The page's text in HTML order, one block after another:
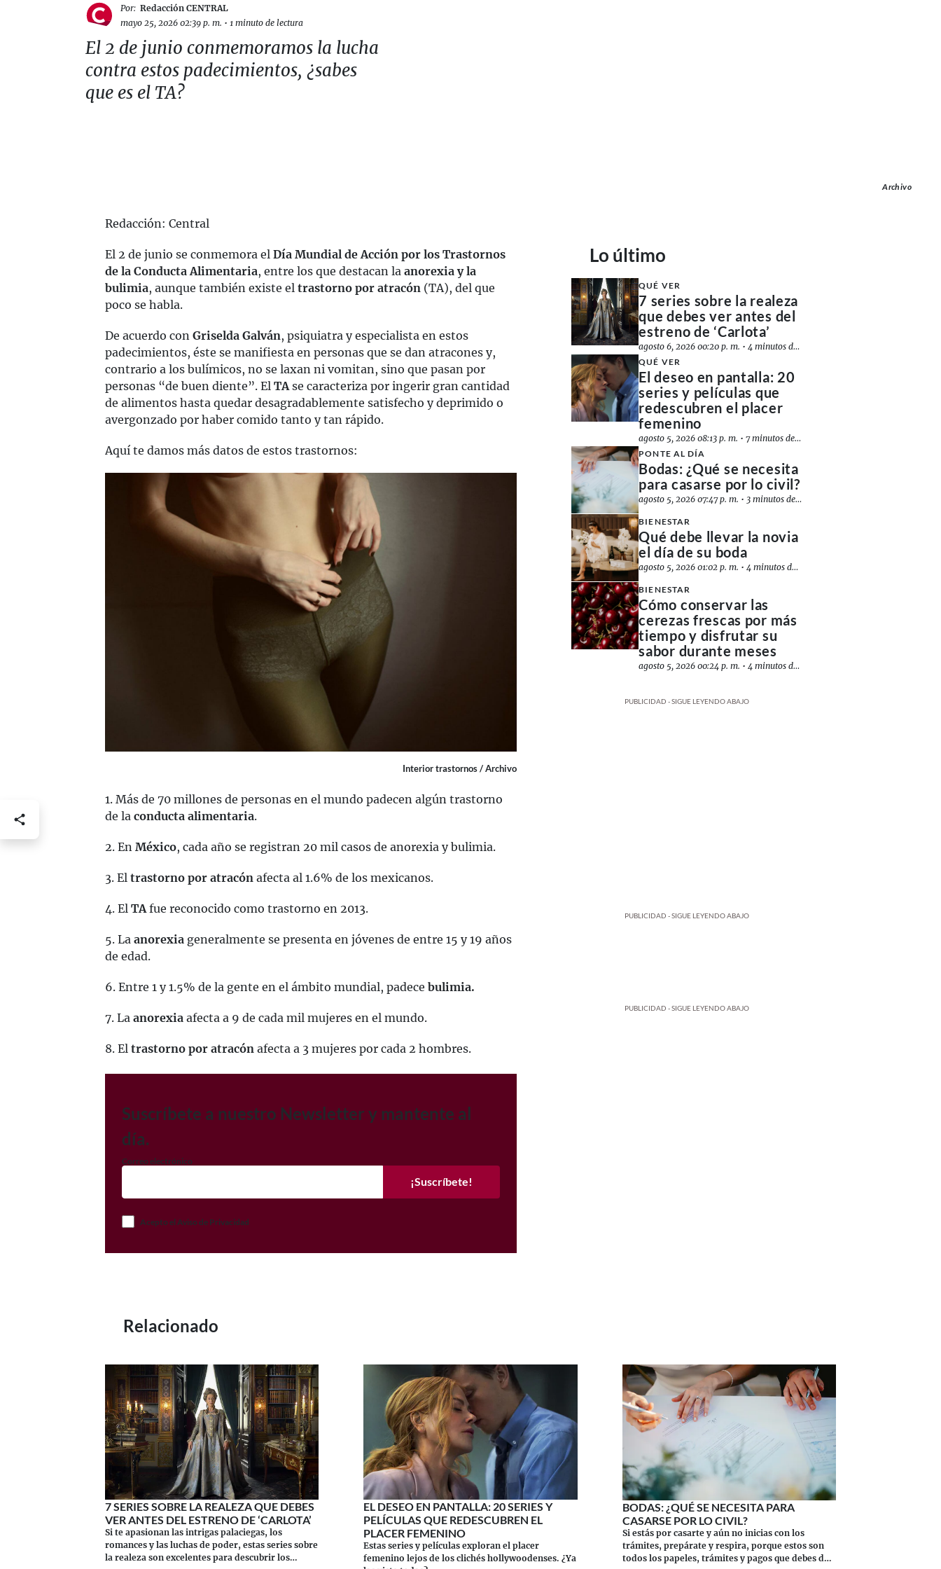
Por: Redacción CENTRAL
mayo 25, 2026 02:39 p. m. • 1 minuto de lectura
El 2 de junio conmemoramos la lucha
contra estos padecimientos, ¿sabes
que es el TA?
Archivo
Redacción: Central
El 2 de junio se conmemora el Día Mundial de Acción por los Trastornos
de la Conducta Alimentaria, entre los que destacan la anorexia y la
bulimia, aunque también existe el trastorno por atracón (TA), del que
poco se habla.
De acuerdo con Griselda Galván, psiquiatra y especialista en estos
padecimientos, éste se manifiesta en personas que se dan atracones y,
contrario a los bulímicos, no se laxan ni vomitan, sino que pasan por
personas “de buen diente”. El TAse caracteriza por ingerir gran cantidad
de alimentos hasta quedar desagradablemente satisfecho y deprimido o
avergonzado por haber comido tanto y tan rápido.
Aquí te damos más datos de estos trastornos:
Interior trastornos / Archivo
1. Más de 70 millones de personas en el mundo padecen algún trastorno
de la conducta alimentaria.
2. En México, cada año se registran 20 mil casos de anorexia y bulimia.
3. El trastorno por atracón afecta al 1.6% de los mexicanos.
4. El TAfue reconocido como trastorno en 2013.
5. La anorexia generalmente se presenta en jóvenes de entre 15 y 19 años
de edad.
6. Entre 1 y 1.5% de la gente en el ámbito mundial, padece bulimia.
7. La anorexia afecta a 9 de cada mil mujeres en el mundo.
8. El trastorno por atracón afecta a 3 mujeres por cada 2 hombres.
Suscríbete a nuestro Newsletter y mantente al
día.
Correo electrónico
¡Suscríbete!
Acepto el Aviso de Privacidad
Lo último
QUÉ VER
7 series sobre la realeza
que debes ver antes del
estreno de ‘Carlota’
agosto 6, 2026 00:20 p. m. •4 minutos de lectura
QUÉ VER
El deseo en pantalla: 20
series y películas que
redescubren el placer
femenino
agosto 5, 2026 08:13 p. m. •7 minutos de lectura
PONTE AL DÍA
Bodas: ¿Qué se necesita
para casarse por lo civil?
agosto 5, 2026 07:47 p. m. • 3 minutos de lectura
BIENESTAR
Qué debe llevar la novia
el día de su boda
agosto 5, 2026 01:02 p. m. •4 minutos de lectura
BIENESTAR
Cómo conservar las
cerezas frescas por más
tiempo y disfrutar su
sabor durante meses
agosto 5, 2026 00:24 p. m. •4 minutos de lectura
PUBLICIDAD - SIGUE LEYENDO ABAJO
PUBLICIDAD - SIGUE LEYENDO ABAJO
PUBLICIDAD - SIGUE LEYENDO ABAJO
Relacionado
7 SERIES SOBRE LA REALEZA QUE DEBES
VER ANTES DEL ESTRENO DE ‘CARLOTA’
Si te apasionan las intrigas palaciegas, los
romances y las luchas de poder, estas series sobre
la realeza son excelentes para descubrir los
EL DESEO EN PANTALLA: 20 SERIES Y
PELÍCULAS QUE REDESCUBREN EL
PLACER FEMENINO
Estas series y películas exploran el placer
femenino lejos de los clichés hollywoodenses. ¿Ya
BODAS: ¿QUÉ SE NECESITA PARA
CASARSE POR LO CIVIL?
Si estás por casarte y aún no inicias con los
trámites, prepárate y respira, porque estos son
todos los papeles, trámites y pagos que debes de